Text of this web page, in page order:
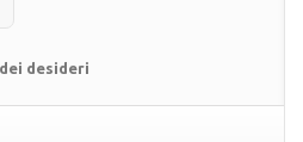
desideri